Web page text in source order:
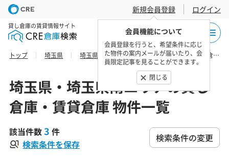
新規会員登録
会員機能について
会員登録を行うと、希望条件に応じ
た物件の案内メールが届いたり、会
員限定記事を見ることができます。
閉じる
ログイン
貸し倉庫の賃貸情報サイト
トップ 埼玉県 埼玉県南エリア 戸田市の貸し倉庫・賃貸倉庫 物件一覧
埼玉県・埼玉県南エリアの貸し
倉庫・賃貸倉庫 物件一覧
該当件数3 件
検索条件を保存
検索条件の変更